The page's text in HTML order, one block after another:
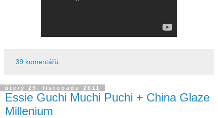
39 komentářů:
úterý 29. listopadu 2011
Essie Guchi Muchi Puchi + China Glaze
Millenium